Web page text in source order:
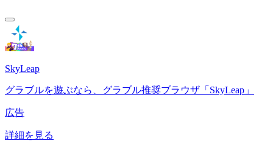
SkyLeap
グラブルを遊ぶなら、グラブル推奨ブラウザ「SkyLeap」
広告
詳細を見る